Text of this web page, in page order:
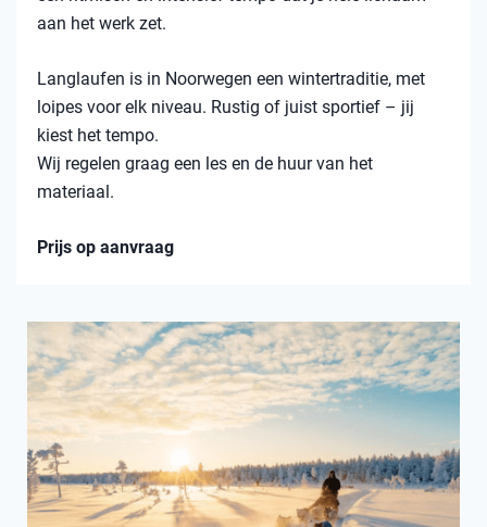
aan het werk zet.
Langlaufen is in Noorwegen een wintertraditie, met
loipes voor elk niveau. Rustig of juist sportief – jij
kiest het tempo.
Wij regelen graag een les en de huur van het
materiaal.
Prijs op aanvraag